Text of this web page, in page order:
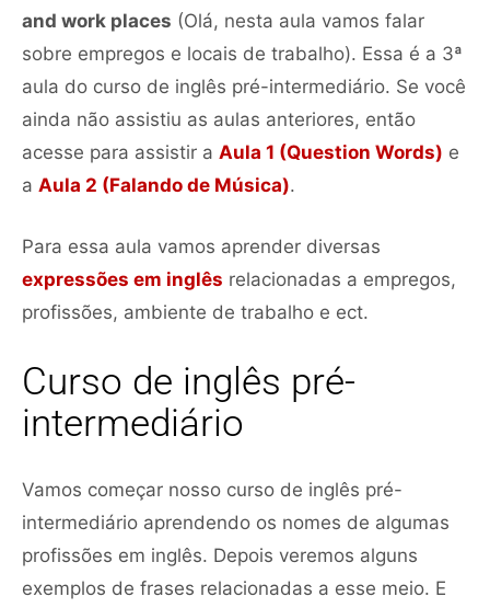
and work places (Olá, nesta aula vamos falar
sobre empregos e locais de trabalho). Essa é a 3ª
aula do curso de inglês pré-intermediário. Se você
ainda não assistiu as aulas anteriores, então
acesse para assistir a Aula 1 (Question Words) e
a Aula 2 (Falando de Música).
Para essa aula vamos aprender diversas
expressões em inglês relacionadas a empregos,
profissões, ambiente de trabalho e ect.
Curso de inglês pré-
intermediário
Vamos começar nosso curso de inglês pré-
intermediário aprendendo os nomes de algumas
profissões em inglês. Depois veremos alguns
exemplos de frases relacionadas a esse meio. E